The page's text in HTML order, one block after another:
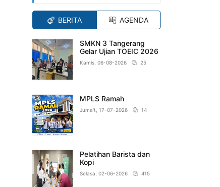
BERITA AGENDA
SMKN 3 Tangerang
Gelar Ujian TOEIC 2026
Kamis, 06-08-2026 25
MPLS Ramah
Juma't, 17-07-2026 14
Pelatihan Barista dan
Kopi
Selasa, 02-06-2026 415